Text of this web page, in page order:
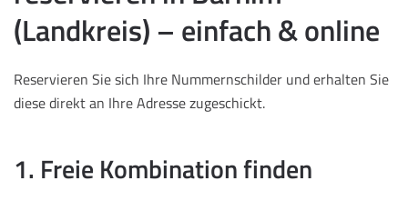
(Landkreis) – einfach & online
Reservieren Sie sich Ihre Nummernschilder und erhalten Sie
diese direkt an Ihre Adresse zugeschickt.
1. Freie Kombination finden